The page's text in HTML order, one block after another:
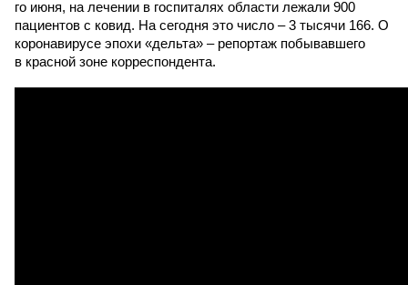
го июня, на лечении в госпиталях области лежали 900
пациентов с ковид. На сегодня это число –3 тысячи 166. О
коронавирусе эпохи «дельта» –репортаж побывавшего
в красной зоне корреспондента.